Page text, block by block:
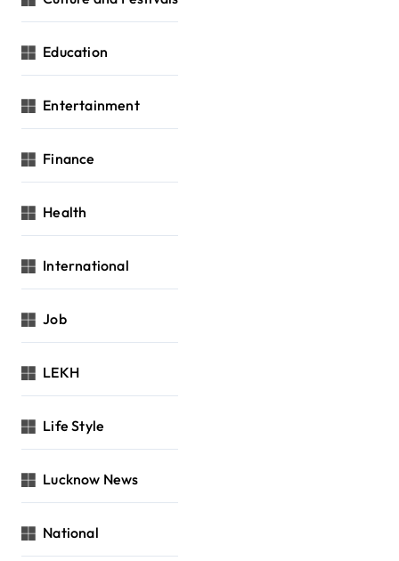
Education
Entertainment
Finance
Health
International
Job
LEKH
Life Style
Lucknow News
National